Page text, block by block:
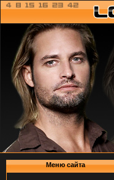
Меню сайта